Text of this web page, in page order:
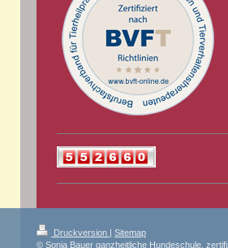
Druckversion
Sitemap
© Sonja Bauer ganzheitliche Hundeschule,